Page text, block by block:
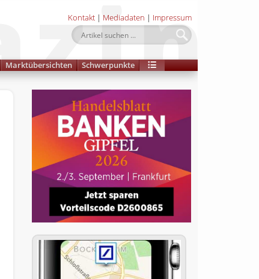
Kontakt | Mediadaten | Impressum
Marktübersichten Schwerpunkte